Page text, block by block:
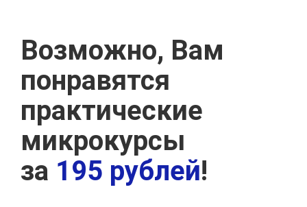
Возможно, Вам
понравятся
практические
микрокурсы
за 195 рублей!